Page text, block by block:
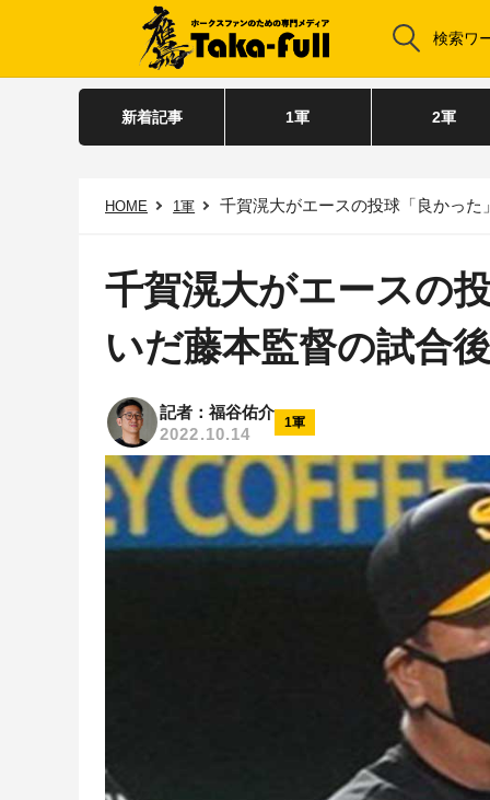
新着記事 1軍 2軍
HOME 1軍 千賀滉大がエースの投球「良かっ
千賀滉大がエースの
いだ藤本監督の試合
記者：福谷佑介
2022.10.14
1軍